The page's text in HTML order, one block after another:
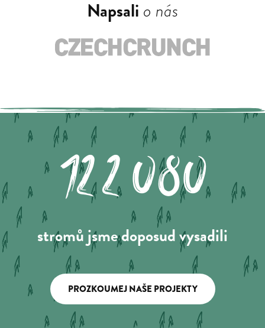
Napsali o nás
122.080
stromů jsme doposud vysadili
PROZKOUMEJ NAŠE PROJEKTY